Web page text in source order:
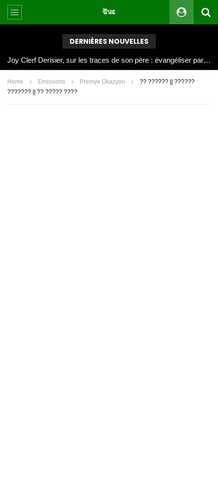
DERNIÈRES NOUVELLES
Joy Clerf Derisier, sur les traces de son père : évangéliser par la musique
Home Emissions Premye Okazyon
?? ?????? || ??????
??????? || ?? ????? ????